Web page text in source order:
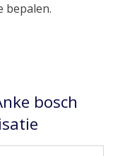
bepalen.
bosch